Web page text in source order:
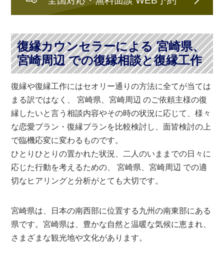
復縁カウンセラーによる 宮崎県、
宮崎周辺 での復縁相談と復縁工作
復縁や復縁工作にはセオリー通りの方法に全てが当ては
まる訳ではなく、 宮崎県、宮崎周辺 のご依頼主様の復
縁したいと言う相談内容やその時の状況に応じて、様々
な恋愛プラン・復縁プランを比較検討し、面皆検討の上
で臨機応変に変わるものです。
ひとりひとりの置かれた状況、二人のいままでの日々に
応じた行動を考えるための、 宮崎県、宮崎周辺 での適
切なヒアリングと分析がとても大切です。
宮崎県は、日本の南西部に位置する九州の南東部にある
県です。宮崎県は、豊かな自然と温暖な気候に恵まれ、
さまざまな観光地や文化があります。